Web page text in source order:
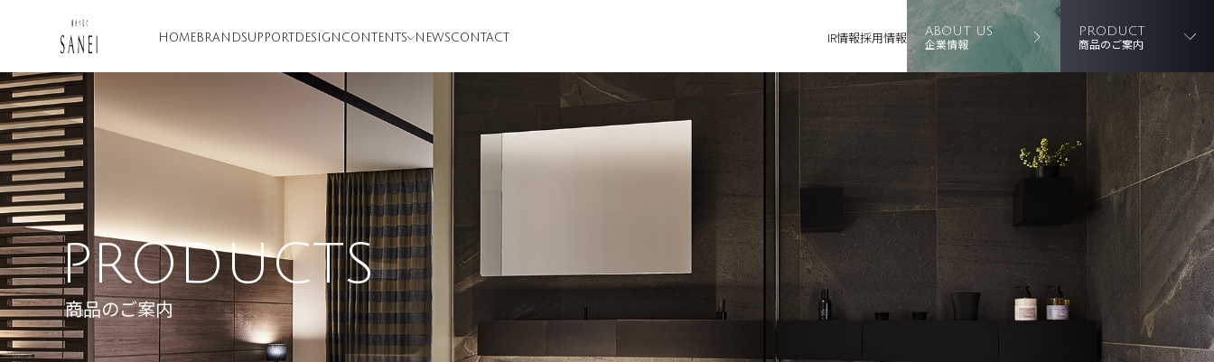
HOME BRANDSUPPORT DESIGN CONTENTS NEWSCONTACT IR情報採用情報 ABOUT US
企業情報
PRODUCT
商品のご案内
PRODUCTS
商品のご案内